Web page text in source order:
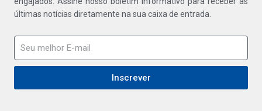
últimas notícias diretamente na sua caixa de entrada.
Inscrever